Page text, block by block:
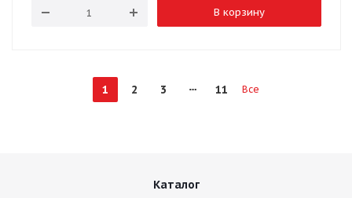
В корзину
1 2 3 11 Все
Каталог